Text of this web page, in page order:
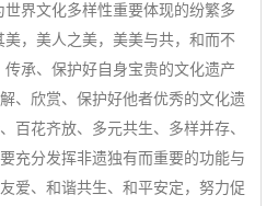
界文化多样性重要体现的纷繁多
，美人之美，美美与共，和而不
传承、保护好自身宝贵的文化遗产
、欣赏、保护好他者优秀的文化遗
百花齐放、多元共生、多样并存、
充分发挥非遗独有而重要的功能与
爱、和谐共生、和平安定，努力促